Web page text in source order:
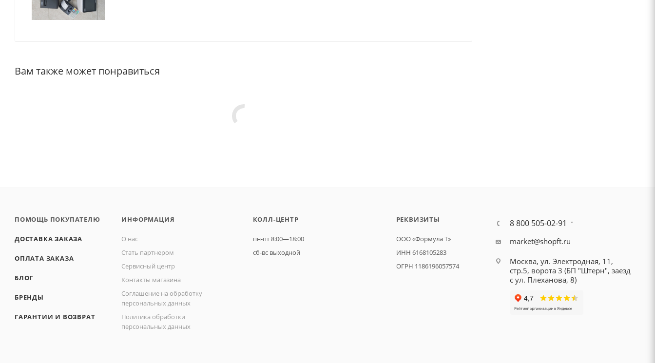
Вам также может понравиться
ПОМОЩЬ ПОКУПАТЕЛЮ
ДОСТАВКА ЗАКАЗА
ОПЛАТА ЗАКАЗА
БЛОГ
БРЕНДЫ
ГАРАНТИИ И ВОЗВРАТ
ИНФОРМАЦИЯ
О нас
Стать партнером
Сервисный центр
Контакты магазина
Соглашение на обработку
персональных данных
Политика обработки
персональных данных
КОЛЛ-ЦЕНТР
пн-пт 8:00—18:00
сб-вс выходной
РЕКВИЗИТЫ
ООО «Формула Т»
ИНН 6168105283
ОГРН 1186196057574
8 800 505-02-91
market@shopft.ru
Москва, ул. Электродная, 11,
стр.5, ворота 3 (БП "Штерн", заезд
с ул. Плеханова, 8)